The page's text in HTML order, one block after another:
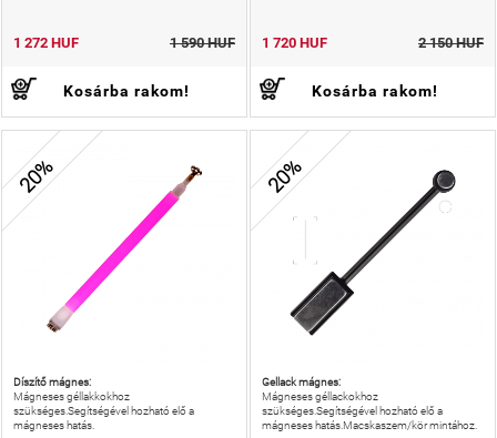
1 272 HUF 1 590 HUF
Kosárba rakom!
1 720 HUF 2 150 HUF
Kosárba rakom!
20%
Díszítő mágnes:
Mágneses géllakkokhoz
szükséges.Segítségével hozható elő a
mágneses hatás.
20%
Gellack mágnes:
Mágneses géllackokhoz
szükséges.Segítségével hozható elő a
mágneses hatás.Macskaszem/kör mintához.